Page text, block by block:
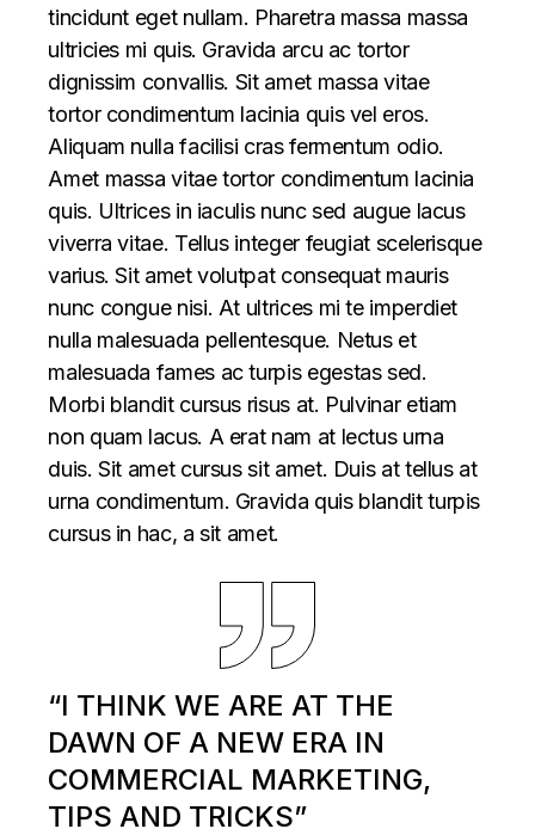
tincidunt eget nullam. Pharetra massa massa
ultricies mi quis. Gravida arcu ac tortor
dignissim convallis. Sit amet massa vitae
tortor condimentum lacinia quis vel eros.
Aliquam nulla facilisi cras fermentum odio.
Amet massa vitae tortor condimentum lacinia
quis. Ultrices in iaculis nunc sed augue lacus
viverra vitae. Tellus integer feugiat scelerisque
varius. Sit amet volutpat consequat mauris
nunc congue nisi. At ultrices mi te imperdiet
nulla malesuada pellentesque. Netus et
malesuada fames ac turpis egestas sed.
Morbi blandit cursus risus at. Pulvinar etiam
non quam lacus. A erat nam at lectus urna
duis. Sit amet cursus sit amet. Duis at tellus at
urna condimentum. Gravida quis blandit turpis
cursus in hac, a sit amet.
“I THINK WE ARE AT THE
DAWN OF A NEW ERA IN
COMMERCIAL MARKETING,
TIPS AND TRICKS”